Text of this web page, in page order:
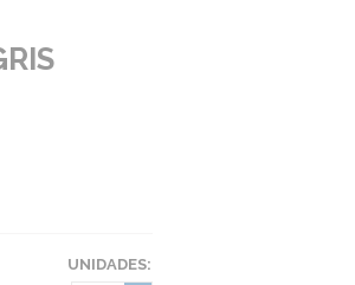
UNIDADES: